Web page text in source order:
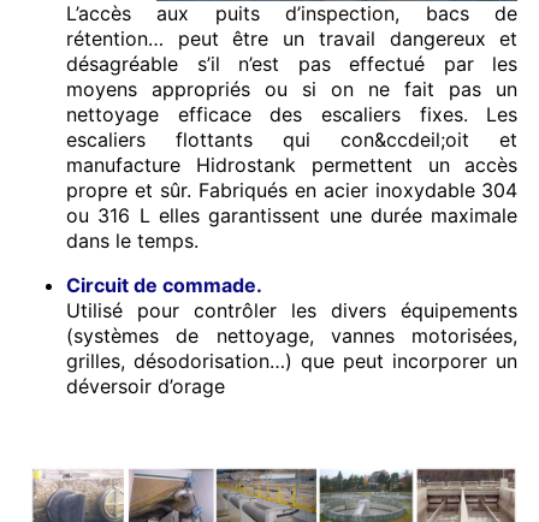
L’accès aux puits d’inspection, bacs de
rétention… peut être un travail dangereux et
désagréable s’il n’est pas effectué par les
moyens appropriés ou si on ne fait pas un
nettoyage efficace des escaliers fixes. Les
escaliers flottants qui con&ccdeil;oit et
manufacture Hidrostank permettent un accès
propre et sûr. Fabriqués en acier inoxydable 304
ou 316 L elles garantissent une durée maximale
dans le temps.
Circuit de commade.
Utilisé pour contrôler les divers équipements
(systèmes de nettoyage, vannes motorisées,
grilles, désodorisation…) que peut incorporer un
déversoir d’orage